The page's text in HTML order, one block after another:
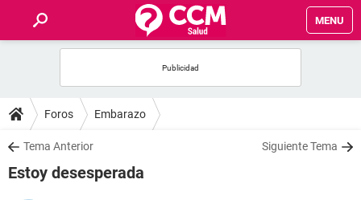
MENU
FOROS
SALUD
FAMILIA
Foros Embarazo
Tema Anterior Siguiente Tema
Estoy desesperada